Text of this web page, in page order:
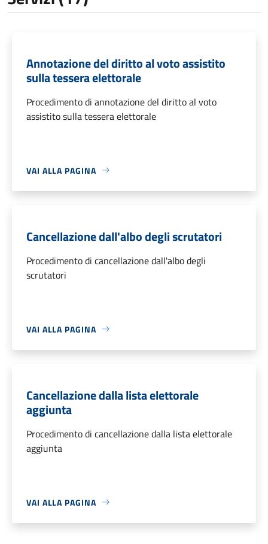
Annotazione del diritto al voto assistito
sulla tessera elettorale
Procedimento di annotazione del diritto al voto
assistito sulla tessera elettorale
VAI ALLA PAGINA
Cancellazione dall'albo degli scrutatori
Procedimento di cancellazione dall'albo degli
scrutatori
VAI ALLA PAGINA
Cancellazione dalla lista elettorale
aggiunta
Procedimento di cancellazione dalla lista elettorale
aggiunta
VAI ALLA PAGINA